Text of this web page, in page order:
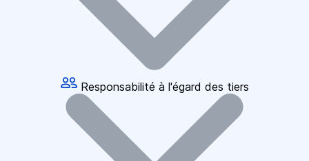
Responsabilité à l'égard des tiers